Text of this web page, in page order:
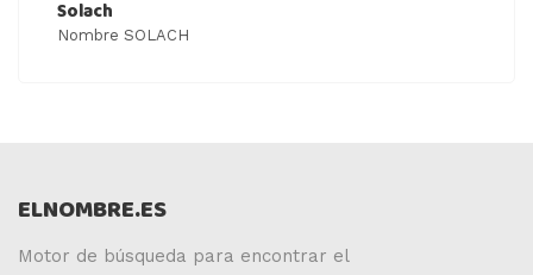
Solach
Nombre SOLACH
ELNOMBRE.ES
Motor de búsqueda para encontrar el